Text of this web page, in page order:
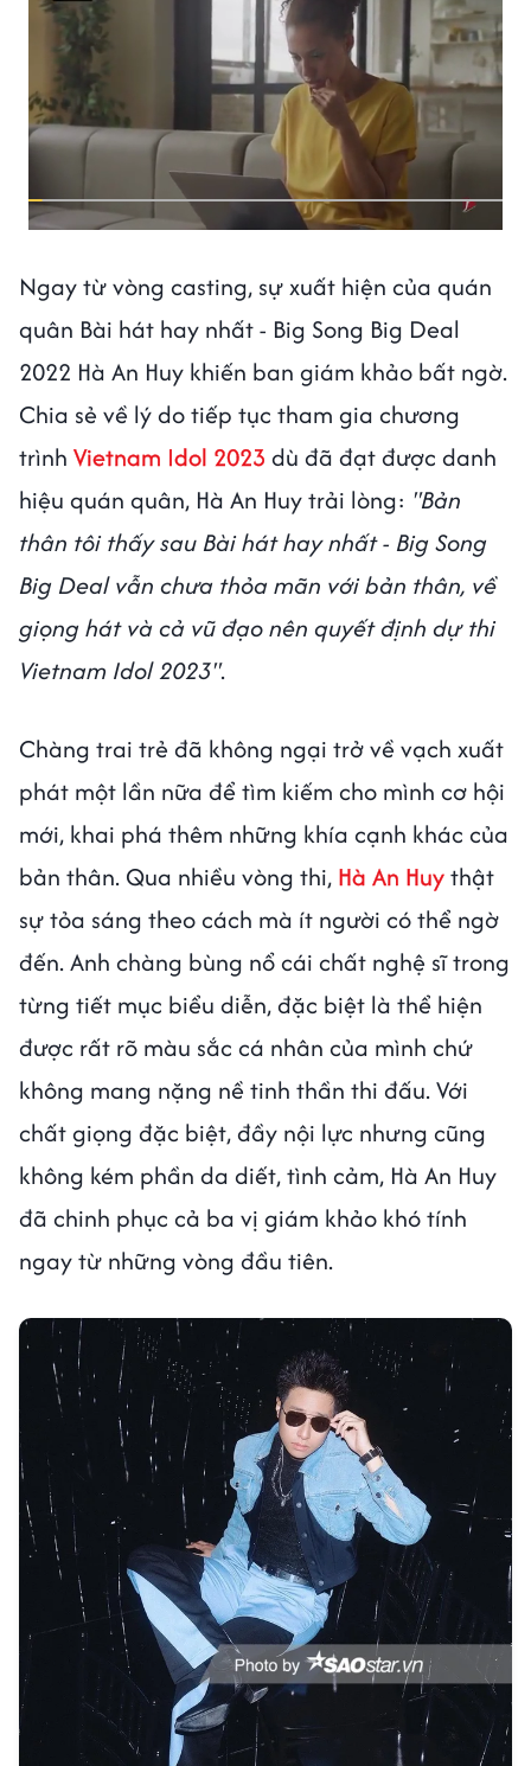
Ngay từ vòng casting, sự xuất hiện của quán
quân Bài hát hay nhất - Big Song Big Deal
2022 Hà An Huy khiến ban giám khảo bất ngờ.
Chia sẻ về lý do tiếp tục tham gia chương
trình Vietnam Idol 2023 dù đã đạt được danh
hiệu quán quân, Hà An Huy trải lòng: "Bản
thân tôi thấy sau Bài hát hay nhất - Big Song
Big Deal vẫn chưa thỏa mãn với bản thân, về
giọng hát và cả vũ đạo nên quyết định dự thi
Vietnam Idol 2023".
Chàng trai trẻ đã không ngại trở về vạch xuất
phát một lần nữa để tìm kiếm cho mình cơ hội
mới, khai phá thêm những khía cạnh khác của
bản thân. Qua nhiều vòng thi, Hà An Huythật
sự tỏa sáng theo cách mà ít người có thể ngờ
đến. Anh chàng bùng nổ cái chất nghệ sĩ trong
từng tiết mục biểu diễn, đặc biệt là thể hiện
được rất rõ màu sắc cá nhân của mình chứ
không mang nặng nề tinh thần thi đấu. Với
chất giọng đặc biệt, đầy nội lực nhưng cũng
không kém phần da diết, tình cảm, Hà An Huy
đã chinh phục cả ba vị giám khảo khó tính
ngay từ những vòng đầu tiên.